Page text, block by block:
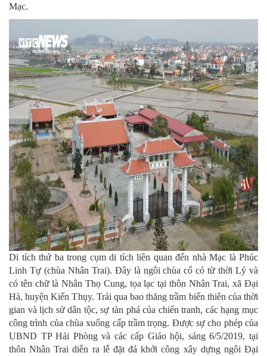
Mạc.
Di tích thứ ba trong cụm di tích liên quan đến nhà Mạc là Phúc
Linh Tự (chùa Nhân Trai). Đây là ngôi chùa cổ có từ thời Lý và
có tên chữ là Nhân Thọ Cung, tọa lạc tại thôn Nhân Trai, xã Đại
Hà, huyện Kiến Thụy. Trải qua bao thăng trầm biến thiên của thời
gian và lịch sử dân tộc, sự tàn phá của chiến tranh, các hạng mục
công trình của chùa xuống cấp trầm trọng. Được sự cho phép của
UBND TP Hải Phòng và các cấp Giáo hội, sáng 6/5/2019, tại
thôn Nhân Trai diễn ra lễ đặt đá khởi công xây dựng ngôi Đại